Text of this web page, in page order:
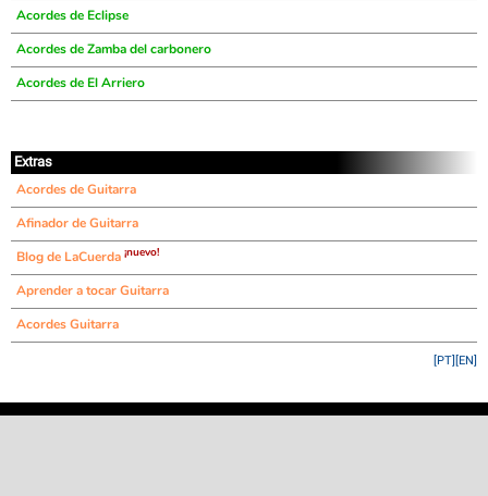
Acordes de Eclipse
Acordes de Zamba del carbonero
Acordes de El Arriero
Extras
Acordes de Guitarra
Afinador de Guitarra
Blog de LaCuerda ¡nuevo!
Aprender a tocar Guitarra
Acordes Guitarra
[EN]
[PT]